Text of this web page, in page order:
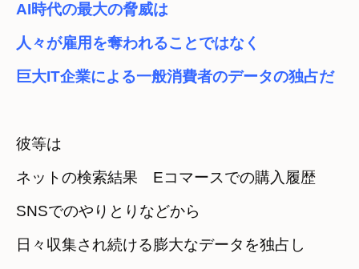
AI時代の最大の脅威は
人々が雇用を奪われることではなく
巨大IT企業による一般消費者のデータの独占だ
彼等は
ネットの検索結果　Eコマースでの購入履歴
SNSでのやりとりなどから
日々収集され続ける膨大なデータを独占し